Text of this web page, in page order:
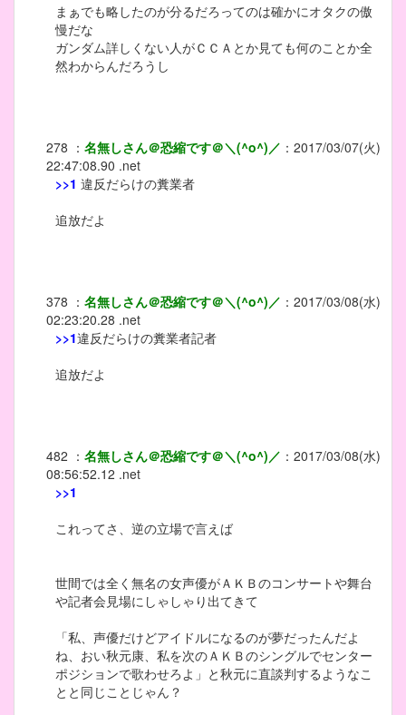
まぁでも略したのが分るだろってのは確かにオタクの傲
慢だな
ガンダム詳しくない人がＣＣＡとか見ても何のことか全
然わからんだろうし
278 ： 名無しさん＠恐縮です＠＼(^o^)／ ： 2017/03/07(火)
22:47:08.90 .net
>>1 違反だらけの糞業者
追放だよ
378 ： 名無しさん＠恐縮です＠＼(^o^)／ ： 2017/03/08(水)
02:23:20.28 .net
>>1違反だらけの糞業者記者
追放だよ
482 ： 名無しさん＠恐縮です＠＼(^o^)／ ： 2017/03/08(水)
08:56:52.12 .net
>>1
これってさ、逆の立場で言えば
世間では全く無名の女声優がＡＫＢのコンサートや舞台
や記者会見場にしゃしゃり出てきて
「私、声優だけどアイドルになるのが夢だったんだよ
ね、おい秋元康、私を次のＡＫＢのシングルでセンター
ポジションで歌わせろよ」と秋元に直談判するようなこ
とと同じことじゃん？